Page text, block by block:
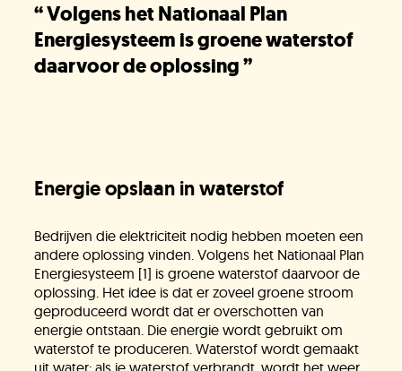
“Volgens het Nationaal Plan
Energiesysteem is groene waterstof
daarvoor de oplossing”
Energie opslaan in waterstof
Bedrijven die elektriciteit nodig hebben moeten een
andere oplossing vinden. Volgens het Nationaal Plan
Energiesysteem [1] is groene waterstof daarvoor de
oplossing. Het idee is dat er zoveel groene stroom
geproduceerd wordt dat er overschotten van
energie ontstaan. Die energie wordt gebruikt om
waterstof te produceren. Waterstof wordt gemaakt
uit water; als je waterstof verbrandt, wordt het weer
Jullie vragen